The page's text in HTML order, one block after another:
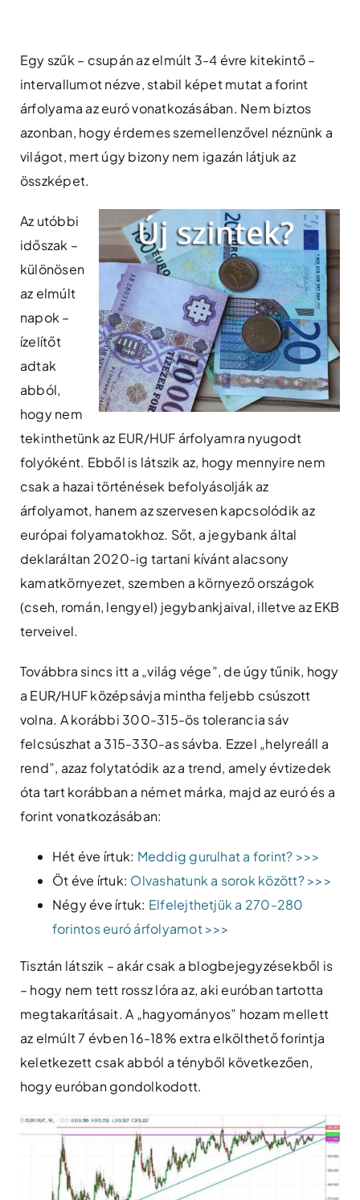
content
Egy szűk – csupán az elmúlt 3-4 évre kitekintő –
intervallumot nézve, stabil képet mutat a forint
árfolyama az euró vonatkozásában. Nem biztos
azonban, hogy érdemes szemellenzővel néznünk a
világot, mert úgy bizony nem igazán látjuk az
összképet.
Az utóbbi
időszak –
különösen
az elmúlt
napok –
ízelítőt
adtak
abból,
hogy nem
tekinthetünk az EUR/HUF árfolyamra nyugodt
folyóként. Ebből is látszik az, hogy mennyire nem
csak a hazai történések befolyásolják az
árfolyamot, hanem az szervesen kapcsolódik az
európai folyamatokhoz. Sőt, a jegybank által
deklaráltan 2020-ig tartani kívánt alacsony
kamatkörnyezet, szemben a környező országok
(cseh, román, lengyel) jegybankjaival, illetve az EKB
terveivel.
Továbbra sincs itt a „világ vége”, de úgy tűnik, hogy
a EUR/HUF középsávja mintha feljebb csúszott
volna. A korábbi 300-315-ös tolerancia sáv
felcsúszhat a 315-330-as sávba. Ezzel „helyreáll a
rend”, azaz folytatódik az a trend, amely évtizedek
óta tart korábban a német márka, majd az euró és a
forint vonatkozásában:
Hét éve írtuk: Meddig gurulhat a forint? >>>
Öt éve írtuk: Olvashatunk a sorok között? >>>
Négy éve írtuk: Elfelejthetjük a 270-280
forintos euró árfolyamot >>>
Tisztán látszik – akár csak a blogbejegyzésekből is
– hogy nem tett rossz lóra az, aki euróban tartotta
megtakarításait. A „hagyományos” hozam mellett
az elmúlt 7 évben 16-18% extra elkölthető forintja
keletkezett csak abból a tényből következően,
hogy euróban gondolkodott.